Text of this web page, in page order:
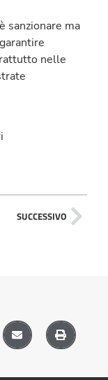
sanzionare ma
nelle
SUCCESSIVO